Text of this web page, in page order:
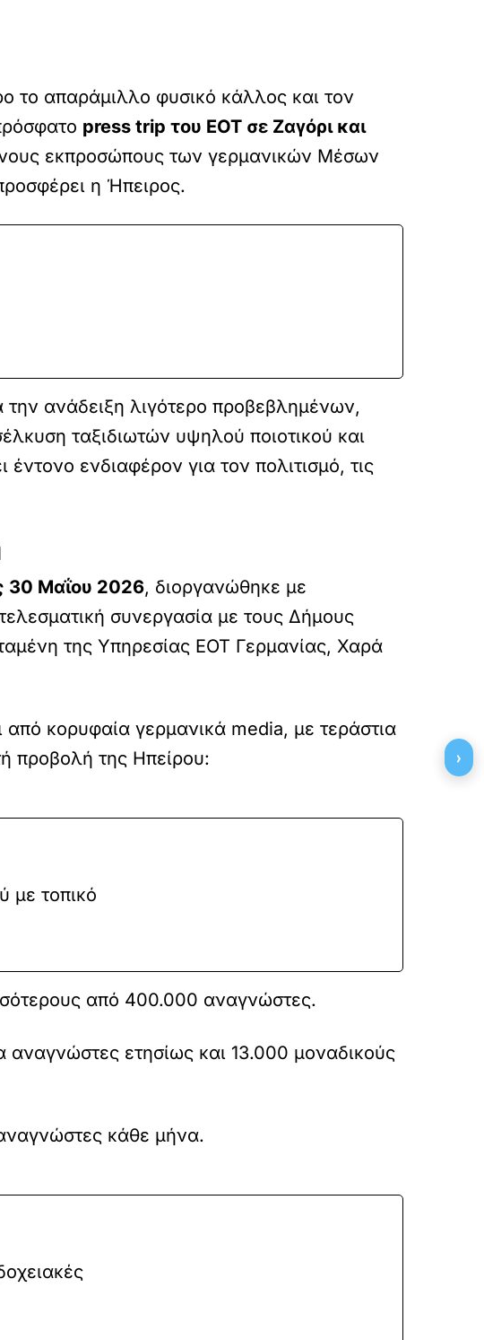
το απαράμιλλο φυσικό κάλλος και τον
press trip του ΕΟΤ σε Ζαγόρι και
εκπροσώπους των γερμανικών Μέσων
η Ήπειρος.
την ανάδειξη λιγότερο προβεβλημένων,
ταξιδιωτών υψηλού ποιοτικού και
ενδιαφέρον για τον πολιτισμό, τις
30 Μαΐου 2026, διοργανώθηκε με
συνεργασία με τους Δήμους
της Υπηρεσίας ΕΟΤ Γερμανίας, Χαρά
κορυφαία γερμανικά media, με τεράστια
προβολή της Ηπείρου:
με τοπικό
από 400.000 αναγνώστες.
αναγνώστες ετησίως και 13.000 μοναδικούς
κάθε μήνα.
›